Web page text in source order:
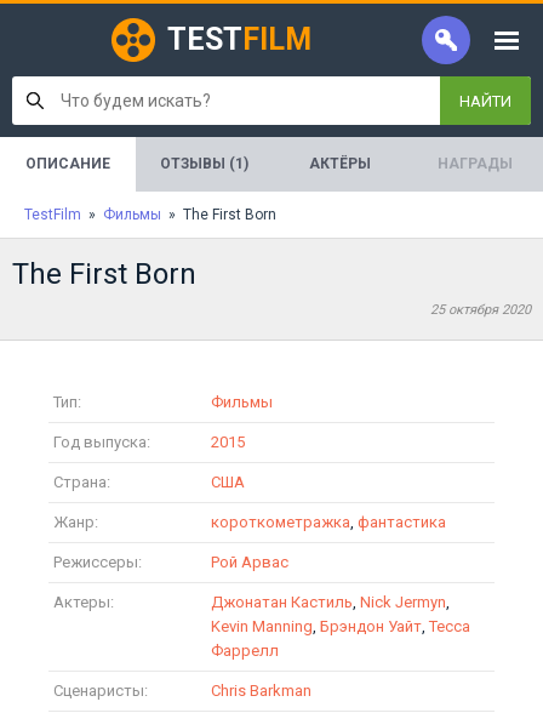
TEST FILM
НАЙТИ
ОПИСАНИЕ ОТЗЫВЫ (1) АКТЁРЫ НАГРАДЫ
TestFilm » Фильмы » The First Born
The First Born
25 октября 2020
Тип: Фильмы
Год выпуска: 2015
Страна: США
Жанр: короткометражка, фантастика
Режиссеры: Рой Арвас
Актеры: Джонатан Кастиль, Nick Jermyn,
Kevin Manning, Брэндон Уайт,Тесса
Фаррелл
Сценаристы: Chris Barkman